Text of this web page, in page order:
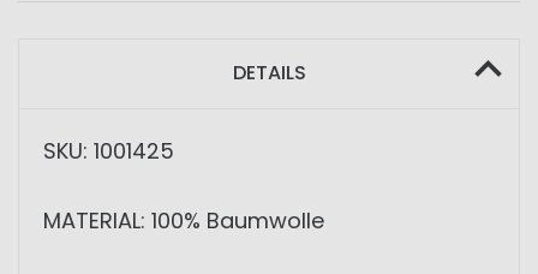
DETAILS
SKU: 1001425
MATERIAL: 100% Baumwolle